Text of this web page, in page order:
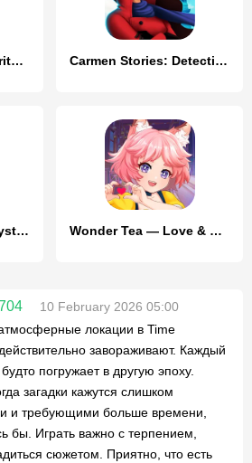
Time Mysteries: Inheritance Carmen Stories: Detective Game
Adventure Escape Mysteries Wonder Tea — Love & Mysteries
10 February 2026 05:00
локации в Time
завораживают. Каждый
погружает в другую эпоху.
загадки кажутся слишком
и требующими больше времени,
бы. Играть важно с терпением,
сюжетом. Приятно, что есть